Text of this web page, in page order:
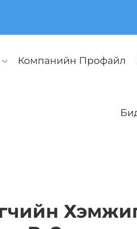
Компанийн Профайл